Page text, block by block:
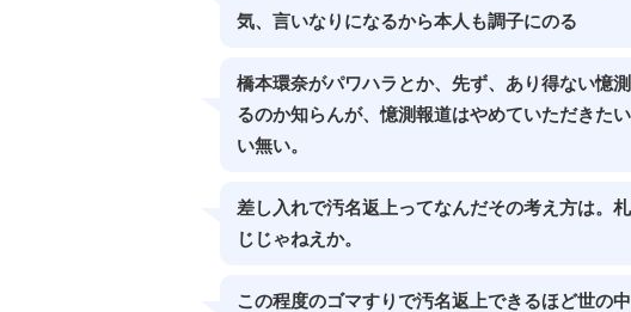
気、言いなりになるから本人も調子にのる
橋本環奈がパワハラとか、先ず、あり得ない憶
るのか知らんが、憶測報道はやめていただきた
い無い。
差し入れで汚名返上ってなんだその考え方は。
じじゃねえか。
この程度のゴマすりで汚名返上できるほど世の